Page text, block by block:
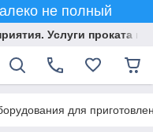
не полный
Услуги проката и
для